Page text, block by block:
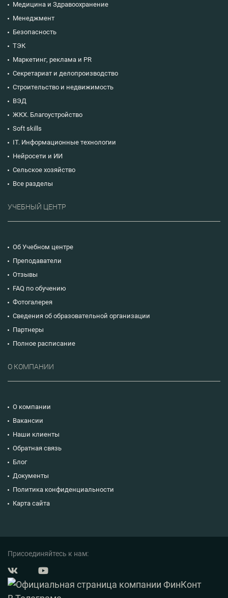
Медицина и Здравоохранение
Менеджмент
Безопасность
ТЭК
Маркетинг, реклама и PR
Секретариат и делопроизводство
Строительство и недвижимость
ВЭД
ЖКХ. Благоустройство
Soft skills
IT. Информационные технологии
Нейросети и ИИ
Сельское хозяйство
Все разделы
УЧЕБНЫЙ ЦЕНТР
Об Учебном центре
Преподаватели
Отзывы
FAQ по обучению
Фотогалерея
Сведения об образовательной организации
Партнеры
Полное расписание
О КОМПАНИИ
О компании
Вакансии
Наши клиенты
Обратная связь
Блог
Документы
Политика конфиденциальности
Карта сайта
Присоединяйтесь к нам: